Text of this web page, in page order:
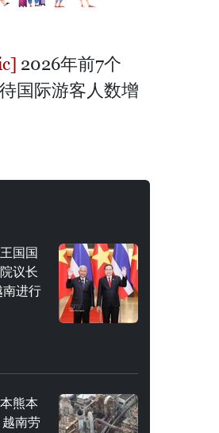
2026年前7个
国际游客人数增
国国
议长
南进行
熊本
越南劳